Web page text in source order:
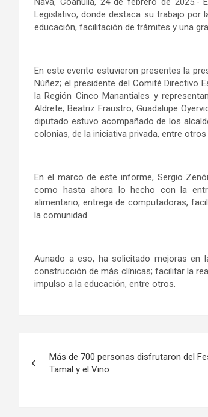
Legislativo, donde destaca su trabajo por
educación, facilitación de trámites y una
En este evento estuvieron presentes la
Núñez; el presidente del Comité Directivo
la Región Cinco Manantiales y
Aldrete; Beatriz Fraustro; Guadalupe
diputado estuvo acompañado de los
colonias, de la iniciativa privada, entre
En el marco de este informe, Sergio
como hasta ahora lo hecho con la
alimentario, entrega de computadoras,
la comunidad.
Aunado a eso, ha solicitado mejoras en
construcción de más clínicas; facilitar la
impulso a la educación, entre otros.
de
Más de 700 personas disfrutaron del
Tamal y el Vino